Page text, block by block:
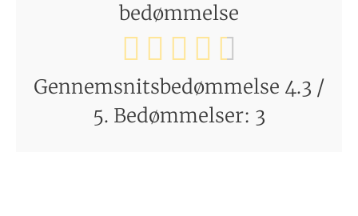
bedømmelse
Gennemsnitsbedømmelse 4.3 /
5. Bedømmelser: 3